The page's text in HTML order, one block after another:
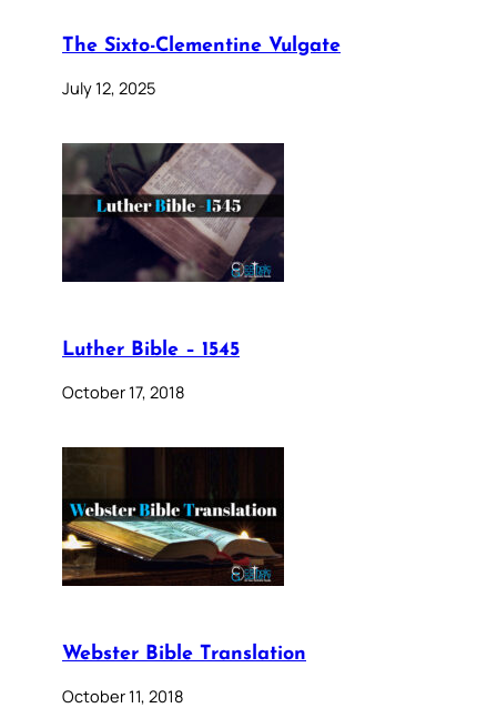
The Sixto-Clementine Vulgate
July 12, 2025
Luther Bible – 1545
October 17, 2018
Webster Bible Translation
October 11, 2018